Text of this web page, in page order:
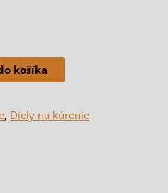
košíka
, Diely na kúrenie